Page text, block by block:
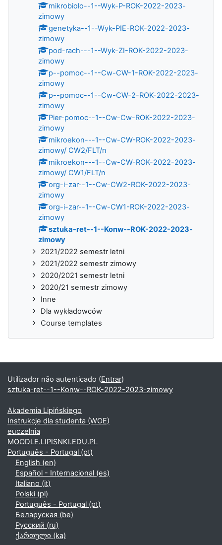
mikrobiolo--1--Wyk-P-ROK-2022-2023-
zimowy
genetyka--1--Wyk-PIE-ROK-2022-2023-
zimowy
pod-rach---1--Wyk-ZI-ROK-2022-2023-
zimowy
p--pomoc--1--Cw-CW-1-ROK-2022-2023-
zimowy
p--pomoc--1--Cw-CW-2-ROK-2022-2023-
zimowy
Pier-pomoc--1--Cw-Cw-ROK-2022-2023-
zimowy
mikroekon---1--Cw-CW-ROK-2022-2023-
zimowy/ CW2/FLT/n
mikroekon---1--Cw-CW-ROK-2022-2023-
zimowy/ CW1/FLT/n
org-i-zar--1--Cw-CW2-ROK-2022-2023-
zimowy
org-i-zar--1--Cw-CW1-ROK-2022-2023-
zimowy
sztuka-ret--1--Konw--ROK-2022-2023-
zimowy
2021/2022 semestr letni
2021/2022 semestr zimowy
2020/2021 semestr letni
2020/21 semestr zimowy
Inne
Dla wykładowców
Course templates
Utilizador não autenticado (Entrar)
sztuka-ret--1--Konw--ROK-2022-2023-zimowy
Akademia Lipińskiego
Instrukcje dla studenta (WOE)
euczelnia
MOODLE.LIPISNKI.EDU.PL
Português - Portugal ‎(pt)‎
English ‎(en)‎
Español - Internacional ‎(es)‎
Italiano ‎(it)‎
Polski ‎(pl)‎
Português - Portugal ‎(pt)‎
Беларуская ‎(be)‎
Русский ‎(ru)‎
ქართული ‎(ka)‎